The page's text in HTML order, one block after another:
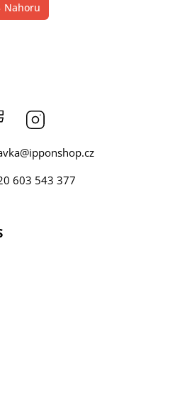
Nahoru
Facebook
@ipponshop.cz
603 543 377